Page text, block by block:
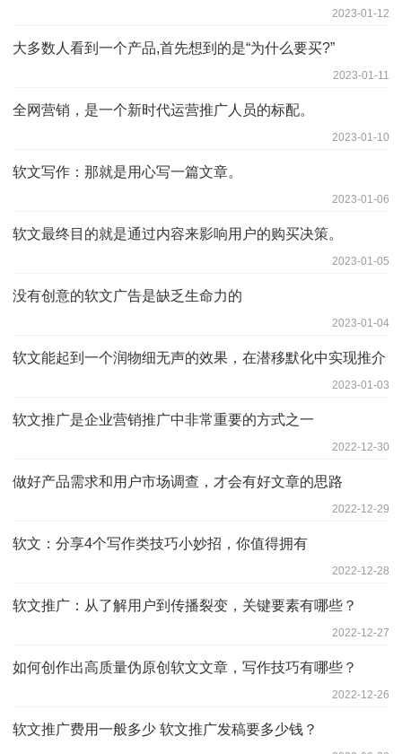
2023-01-12
大多数人看到一个产品,首先想到的是“为什么要买?”
2023-01-11
全网营销，是一个新时代运营推广人员的标配。
2023-01-10
软文写作：那就是用心写一篇文章。
2023-01-06
软文最终目的就是通过内容来影响用户的购买决策。
2023-01-05
没有创意的软文广告是缺乏生命力的
2023-01-04
软文能起到一个润物细无声的效果，在潜移默化中实现推介
2023-01-03
软文推广是企业营销推广中非常重要的方式之一
2022-12-30
做好产品需求和用户市场调查，才会有好文章的思路
2022-12-29
软文：分享4个写作类技巧小妙招，你值得拥有
2022-12-28
软文推广：从了解用户到传播裂变，关键要素有哪些？
2022-12-27
如何创作出高质量伪原创软文文章，写作技巧有哪些？
2022-12-26
软文推广费用一般多少 软文推广发稿要多少钱？